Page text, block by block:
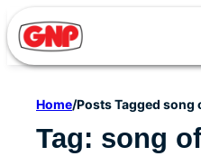
to
content
Home/Posts Tagged song
Tag: song